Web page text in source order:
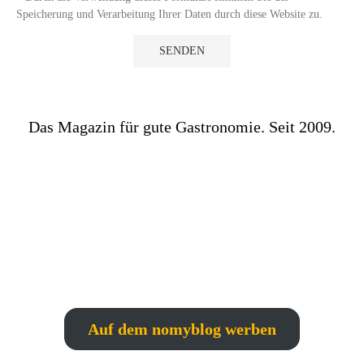
Speicherung und Verarbeitung Ihrer Daten durch diese Website zu.
Das Magazin für gute Gastronomie. Seit 2009.
Auf dem nomyblog werben